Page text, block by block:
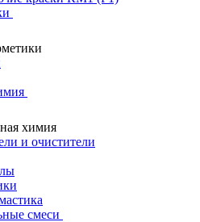
химия
и очистители
смеси